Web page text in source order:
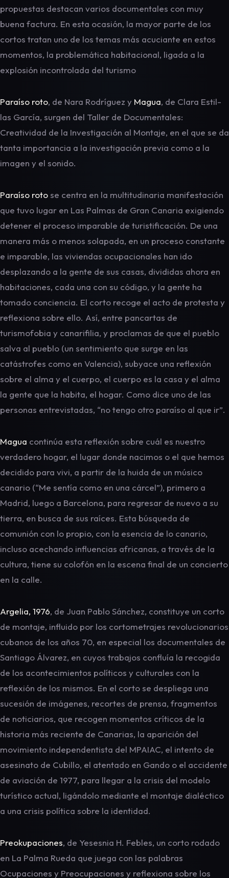
propuestas destacan varios documentales con muy
buena factura. En esta ocasión, la mayor parte de los
cortos tratan uno de los temas más acuciante en estos
momentos, la problemática habitacional, ligada a la
explosión incontrolada del turismo
Paraíso roto, de Nara Rodríguez y Magua, de Clara Estil-
las García, surgen del Taller de Documentales:
Creatividad de la Investigación al Montaje, en el que se da
tanta importancia a la investigación previa como a la
imagen y el sonido.
Paraíso rotose centra en la multitudinaria manifestación
que tuvo lugar en Las Palmas de Gran Canaria exigiendo
detener el proceso imparable de turistificación. De una
manera más o menos solapada, en un proceso constante
e imparable, las viviendas ocupacionales han ido
desplazando a la gente de sus casas, divididas ahora en
habitaciones, cada una con su código, y la gente ha
tomado conciencia. El corto recoge el acto de protesta y
reflexiona sobre ello. Así, entre pancartas de
turismofobia y canarifilia, y proclamas de que el pueblo
salva al pueblo (un sentimiento que surge en las
catástrofes como en Valencia), subyace una reflexión
sobre el alma y el cuerpo, el cuerpo es la casa y el alma
la gente que la habita, el hogar. Como dice uno de las
personas entrevistadas, “no tengo otro paraíso al que ir”.
Magua continúa esta reflexión sobre cuál es nuestro
verdadero hogar, el lugar donde nacimos o el que hemos
decidido para vivi, a partir de la huida de un músico
canario (“Me sentía como en una cárcel”), primero a
Madrid, luego a Barcelona, para regresar de nuevo a su
tierra, en busca de sus raíces. Esta búsqueda de
comunión con lo propio, con la esencia de lo canario,
incluso acechando influencias africanas, a través de la
cultura, tiene su colofón en la escena final de un concierto
en la calle.
Argelia, 1976, de Juan Pablo Sánchez, constituye un corto
de montaje, influido por los cortometrajes revolucionarios
cubanos de los años 70, en especial los documentales de
Santiago Álvarez, en cuyos trabajos confluía la recogida
de los acontecimientos políticos y culturales con la
reflexión de los mismos. En el corto se despliega una
sucesión de imágenes, recortes de prensa, fragmentos
de noticiarios, que recogen momentos críticos de la
historia más reciente de Canarias, la aparición del
movimiento independentista del MPAIAC, el intento de
asesinato de Cubillo, el atentado en Gando o el accidente
de aviación de 1977, para llegar a la crisis del modelo
turístico actual, ligándolo mediante el montaje dialéctico
a una crisis política sobre la identidad.
Preokupaciones, de Yesesnia H. Febles, un corto rodado
en La Palma Rueda que juega con las palabras
Ocupaciones y Preocupaciones y reflexiona sobre los